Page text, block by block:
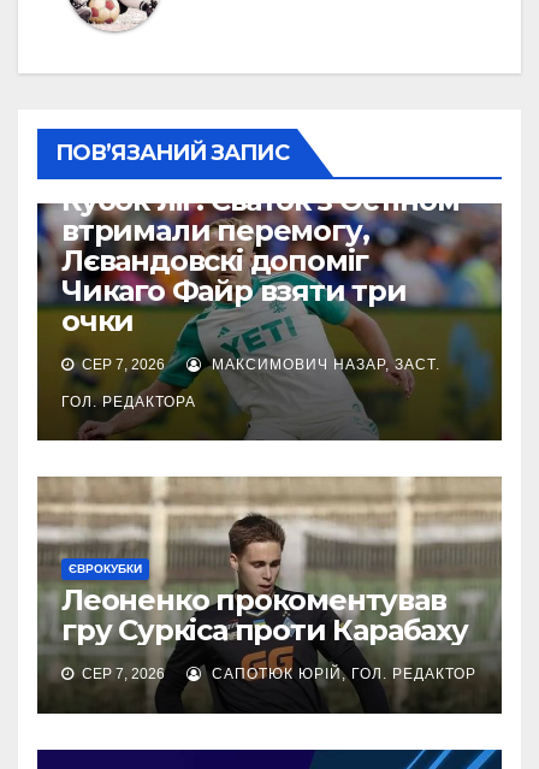
ПОВ’ЯЗАНИЙ ЗАПИС
Кубок ліг: Сваток з Остіном
втримали перемогу,
Лєвандовскі допоміг
Чикаго Файр взяти три
очки
СЕР 7, 2026 МАКСИМОВИЧ НАЗАР, ЗАСТ.
ГОЛ. РЕДАКТОРА
ЄВРОКУБКИ
Леоненко прокоментував
гру Суркіса проти Карабаху
СЕР 7, 2026 САПОТЮК ЮРІЙ, ГОЛ. РЕДАКТОР